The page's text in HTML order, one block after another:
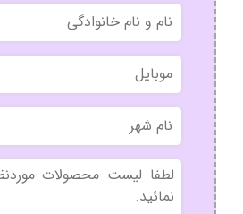
نام
و
نام
خانوادگی
موبایل
نام
شهر
بدون
عنوان